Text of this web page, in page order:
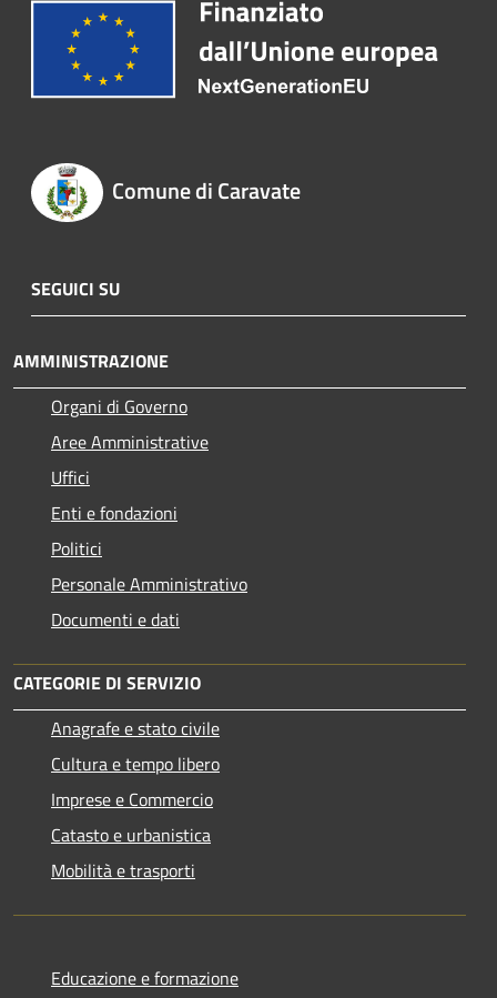
Comune di Caravate
SEGUICI SU
AMMINISTRAZIONE
Organi di Governo
Aree Amministrative
Uffici
Enti e fondazioni
Politici
Personale Amministrativo
Documenti e dati
CATEGORIE DI SERVIZIO
Anagrafe e stato civile
Cultura e tempo libero
Imprese e Commercio
Catasto e urbanistica
Mobilità e trasporti
Educazione e formazione